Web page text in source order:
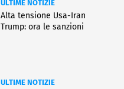
ULTIME NOTIZIE
Alta tensione Usa-Iran
Trump: ora le sanzioni
ULTIME NOTIZIE